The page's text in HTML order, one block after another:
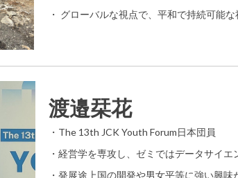
・ グローバルな視点で、平和で持続可能
渡邉栞花
・The 13th JCK Youth Forum日本団員
・経営学を専攻し、ゼミではデータサイ
・発展途上国の開発や男女平等に強い興